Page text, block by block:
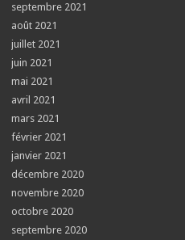
septembre 2021
août 2021
juillet 2021
juin 2021
mai 2021
avril 2021
mars 2021
février 2021
janvier 2021
décembre 2020
novembre 2020
octobre 2020
septembre 2020